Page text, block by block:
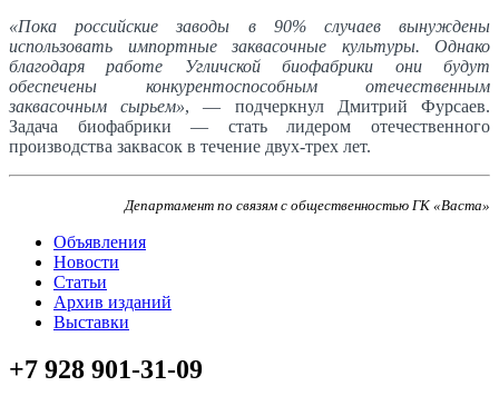
«Пока российские заводы в 90% случаев вынуждены
использовать импортные заквасочные культуры. Однако
благодаря работе Угличской биофабрики они будут
обеспечены конкурентоспособным отечественным
заквасочным сырьем», — подчеркнул Дмитрий Фурсаев.
Задача биофабрики — стать лидером отечественного
производства заквасок в течение двух-трех лет.
Департамент по связям с общественностью ГК «Васта»
Объявления
Новости
Статьи
Архив изданий
Выставки
+7 928 901-31-09